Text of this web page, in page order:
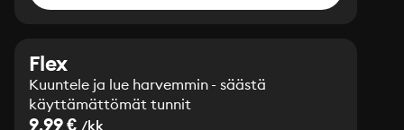
Flex
Kuuntele ja lue harvemmin - säästä
käyttämättömät tunnit
9.99 € /kk